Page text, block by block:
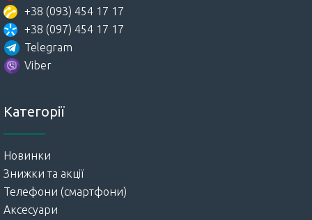
+38 (093) 454 17 17
+38 (097) 454 17 17
Telegram
Viber
Категорії
Новинки
Знижки та акції
Телефони (смартфони)
Аксесуари